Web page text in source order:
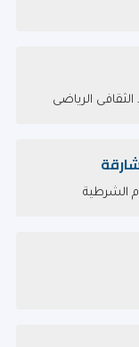
الرياضى
الشرطية